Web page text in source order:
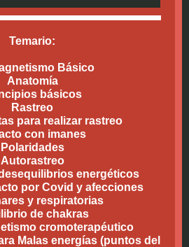
Temario:
Básico
Anatomía
básicos
Rastreo
para realizar rastreo
con imanes
Polaridades
Autorastreo
energéticos
por Covid y afecciones
y respiratorias
de chakras
cromoterapéutico
Malas energías (puntos del